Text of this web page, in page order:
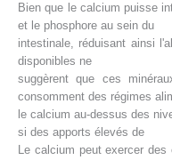
Bien que le calcium puisse
et le phosphore au sein du
intestinale, réduisant ainsi
disponibles ne
suggèrent que ces
consomment des régimes
le calcium au-dessus des
si des apports élevés de
Le calcium peut exercer